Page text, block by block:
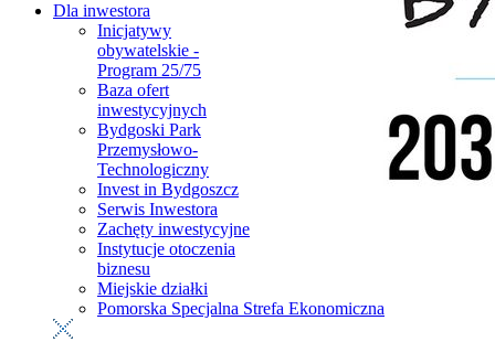
Dla inwestora
Inicjatywy
obywatelskie -
Program 25/75
Baza ofert
inwestycyjnych
Bydgoski Park
Przemysłowo-
Technologiczny
Invest in Bydgoszcz
Serwis Inwestora
Zachęty inwestycyjne
Instytucje otoczenia
biznesu
Miejskie działki
Pomorska Specjalna Strefa Ekonomiczna